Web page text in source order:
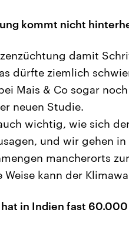
kommt nicht
damit
dürfte ziemlich
Mais & Co sogar
neuen Studie.
wichtig, wie sich
und wir gehen
mancherorts
Weise kann der
in Indien fast